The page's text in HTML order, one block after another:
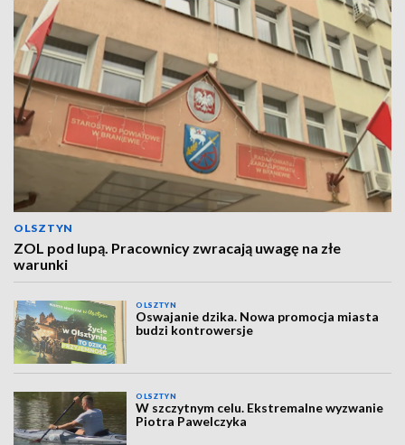
OLSZTYN
ZOL pod lupą. Pracownicy zwracają uwagę na złe
warunki
OLSZTYN
Oswajanie dzika. Nowa promocja miasta
budzi kontrowersje
OLSZTYN
W szczytnym celu. Ekstremalne wyzwanie
Piotra Pawelczyka